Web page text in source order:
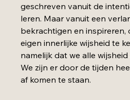
geschreven vanuit de
leren. Maar vanuit een
bekrachtigen en inspireren,
eigen innerlijke wijsheid te
namelijk dat we alle
We zijn er door de tijden
af komen te staan.